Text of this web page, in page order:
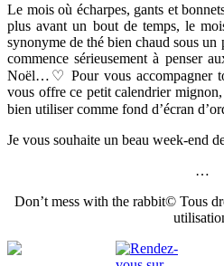
Le mois où écharpes, gants et
plus avant un bout de temps, le
synonyme de thé bien chaud sous
commence sérieusement à penser
Noël…♡ Pour vous accompagner
vous offre ce petit calendrier
bien utiliser comme fond d’écran
Je vous souhaite un beau week-end
…
Don’t mess with the rabbit© Tous